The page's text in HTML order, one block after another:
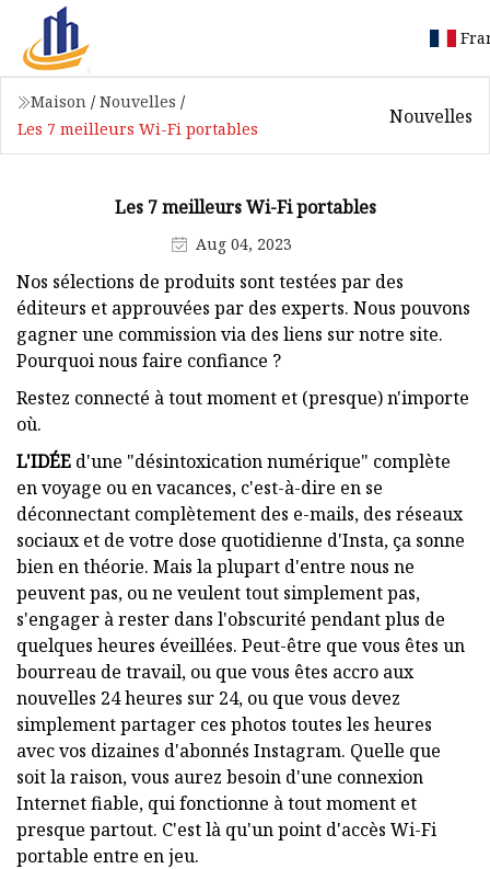
Maison / Nouvelles /
Les 7 meilleurs Wi-Fi portables
Nouvelles
Les 7 meilleurs Wi-Fi portables
Aug 04, 2023
Nos sélections de produits sont testées par des
éditeurs et approuvées par des experts. Nous pouvons
gagner une commission via des liens sur notre site.
Pourquoi nous faire confiance ?
Restez connecté à tout moment et (presque) n'importe
où.
L'IDÉE d'une "désintoxication numérique" complète
en voyage ou en vacances, c'est-à-dire en se
déconnectant complètement des e-mails, des réseaux
sociaux et de votre dose quotidienne d'Insta, ça sonne
bien en théorie. Mais la plupart d'entre nous ne
peuvent pas, ou ne veulent tout simplement pas,
s'engager à rester dans l'obscurité pendant plus de
quelques heures éveillées. Peut-être que vous êtes un
bourreau de travail, ou que vous êtes accro aux
nouvelles 24 heures sur 24, ou que vous devez
simplement partager ces photos toutes les heures
avec vos dizaines d'abonnés Instagram. Quelle que
soit la raison, vous aurez besoin d'une connexion
Internet fiable, qui fonctionne à tout moment et
presque partout. C'est là qu'un point d'accès Wi-Fi
portable entre en jeu.